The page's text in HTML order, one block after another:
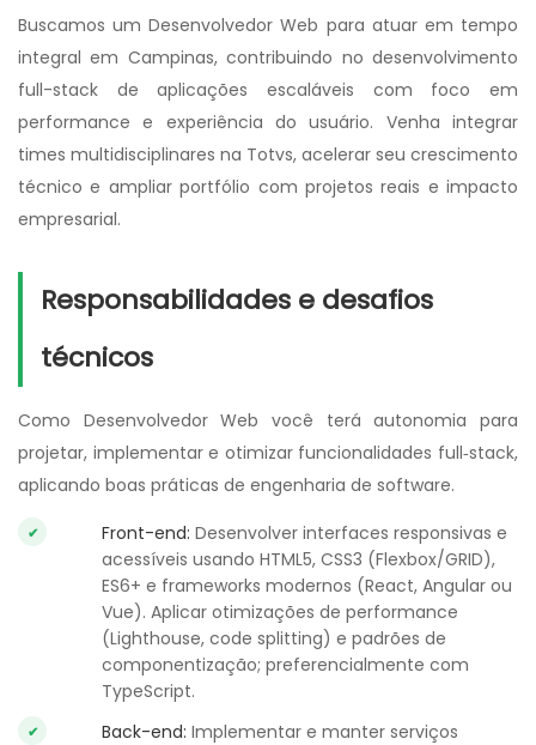
Buscamos um Desenvolvedor Web para atuar em tempo
integral em Campinas, contribuindo no desenvolvimento
full-stack de aplicações escaláveis com foco em
performance e experiência do usuário. Venha integrar
times multidisciplinares na Totvs, acelerar seu crescimento
técnico e ampliar portfólio com projetos reais e impacto
empresarial.
Responsabilidades e desafios
técnicos
Como Desenvolvedor Web você terá autonomia para
projetar, implementar e otimizar funcionalidades full‑stack,
aplicando boas práticas de engenharia de software.
Front-end: Desenvolver interfaces responsivas e
acessíveis usando HTML5, CSS3 (Flexbox/GRID),
ES6+ e frameworks modernos (React, Angular ou
Vue). Aplicar otimizações de performance
(Lighthouse, code splitting) e padrões de
componentização; preferencialmente com
TypeScript.
Back-end: Implementar e manter serviços